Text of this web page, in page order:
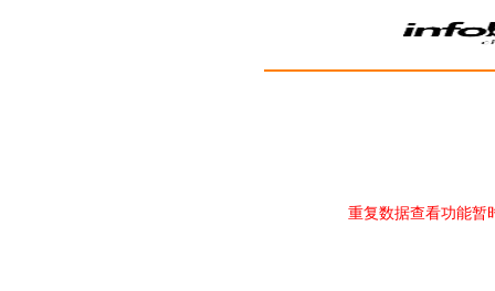
重复数据查看功能暂